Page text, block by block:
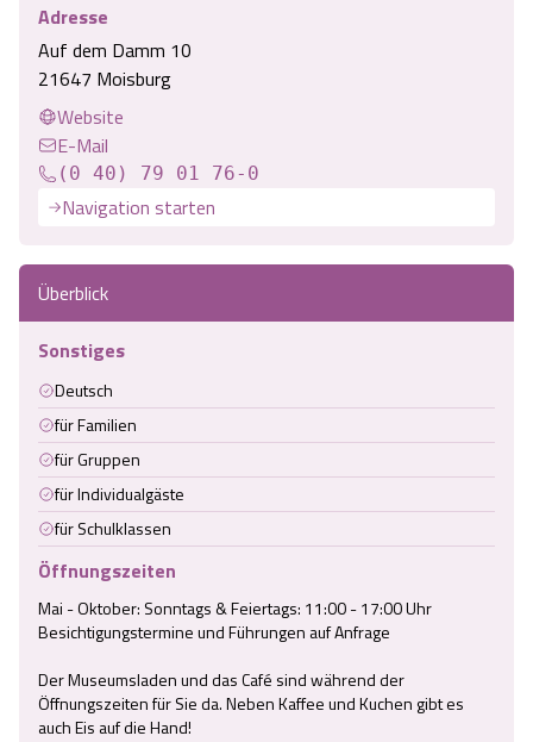
Adresse
Auf dem Damm 10
21647 Moisburg
Website
E-Mail
(0 40) 79 01 76-0
Navigation starten
Überblick
Sonstiges
Deutsch
für Familien
für Gruppen
für Individualgäste
für Schulklassen
Öffnungszeiten
Mai - Oktober: Sonntags & Feiertags: 11:00 - 17:00 Uhr
Besichtigungstermine und Führungen auf Anfrage
Der Museumsladen und das Café sind während der
Öffnungszeiten für Sie da. Neben Kaffee und Kuchen gibt es
auch Eis auf die Hand!